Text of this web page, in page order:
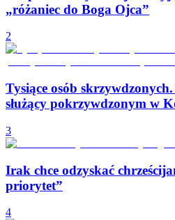
„różaniec do Boga Ojca”
2
Tysiące osób
służący pokrzywdzonym w
3
Irak chce odzyskać
priorytet”
4